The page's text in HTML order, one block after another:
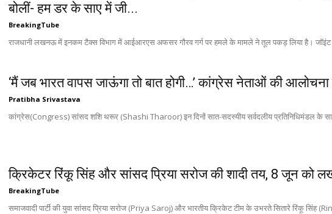
बोलीं- हम डर के साए में जी...
BreakingTube
राजधानी लखनऊ में इनकम टैक्स विभाग में आईआरएस अफसर गौरव गर्ग पर हमले के मामले ने तूल पकड़ लिया है। जॉइंट
‘मैं जब भारत वापस जाऊंगा तो बात होगी…’ कांग्रेस नेताओं की
Pratibha Srivastava
कांग्रेस(Congress) सांसद शशि थरूर (Shashi Tharoor) इन दिनों सात-सदस्यीय सर्वदलीय प्रतिनिधिमंडल के साथ
क्रिकेटर रिंकू सिंह और सांसद प्रिया सरोज की शादी तय, 8 जून को
BreakingTube
समाजवादी पार्टी की युवा सांसद प्रिया सरोज (Priya Saroj) और भारतीय क्रिकेट टीम के उभरते सितारे रिंकू सिंह